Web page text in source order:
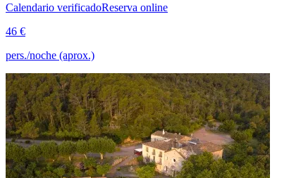
Calendario verificadoReserva online
46 €
pers./noche (aprox.)